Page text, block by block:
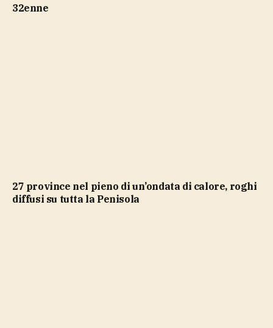
32enne
27 province nel pieno di un’ondata di calore, roghi
diffusi su tutta la Penisola